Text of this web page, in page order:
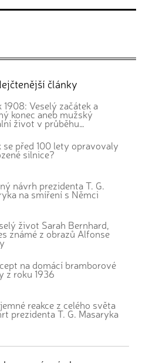
články
1908: Veselý začátek a
konec aneb mužský
život v průběhu…
se před 100 lety opravovaly
silnice?
návrh prezidenta T. G.
na smíření s Němci
život Sarah Bernhard,
známé z obrazů Alfonse
na domácí bramborové
z roku 1936
reakce z celého světa
prezidenta T. G. Masaryka